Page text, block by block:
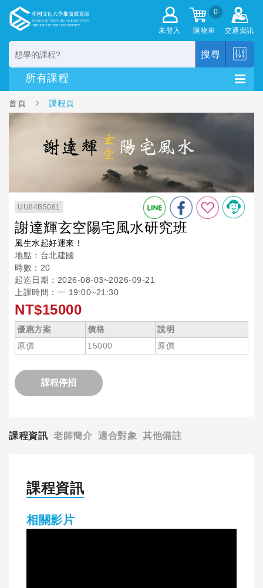
未登入
0
購物車 交通資訊
搜尋
首頁 課程頁
UU84B5081
謝達輝玄空陽宅風水研究班
風生水起好運來！
地點：台北建國
時數：20
起迄日期：2026-08-03~2026-09-21
上課時間：一 19:00~21:30
NT$15000
優惠方案 價格
說明
原價
15000 原價
課程停招
課程資訊 老師簡介 適合對象 其他備註
課程資訊
相關影片